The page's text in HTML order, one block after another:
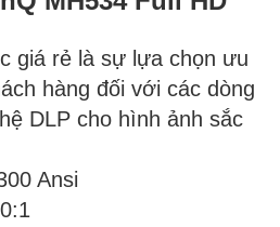
giá rẻ là sự lựa chọn ưu
hàng đối với các dòng
DLP cho hình ảnh sắc
Ansi